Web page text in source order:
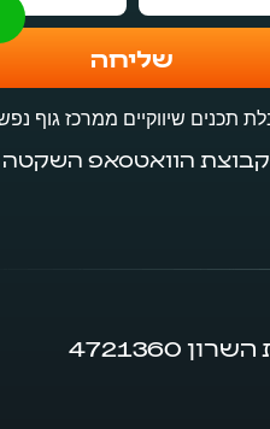
תכנים שיווקיים ממרכז גוף
שליחה
הוואטסאפ השקטה